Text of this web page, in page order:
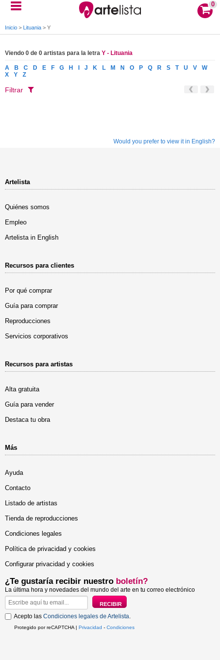
0
Inicio > Lituania > Y
Viendo 0 de 0 artistas para la letra Y - Lituania
A B C D E F G H J K L M N O P Q R S T U V
W
X
Y Z
Filtrar
Would you prefer to view it in English?
Artelista
Quiénes somos
Empleo
Artelista in English
Recursos para clientes
Por qué comprar
Guía para comprar
Reproducciones
Servicios corporativos
Recursos para artistas
Alta gratuita
Guía para vender
Destaca tu obra
Más
Ayuda
Contacto
Listado de artistas
Tienda de reproducciones
Condiciones legales
Política de privacidad y cookies
Configurar privacidad y cookies
¿Te gustaría recibir nuestro boletín?
La última hora y novedades del mundo del arte en tu correo electrónico
Acepto las Condiciones legales de Artelista.
Protegido por reCAPTCHA | Privacidad - Condiciones